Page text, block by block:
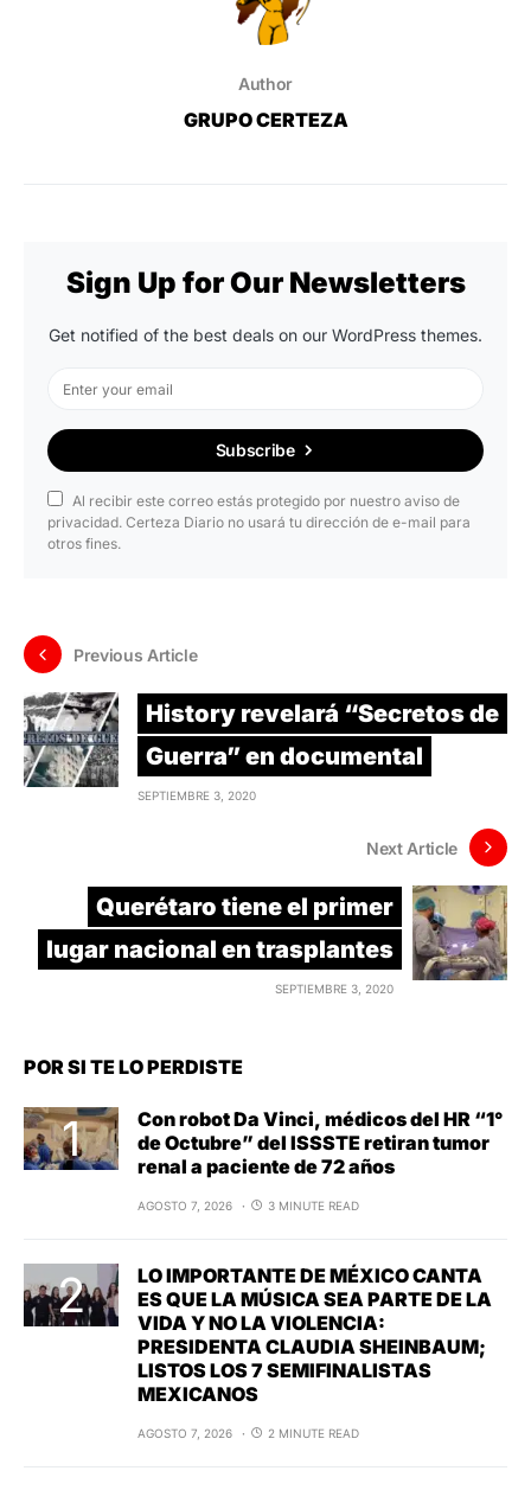
Author
GRUPO CERTEZA
Sign Up for Our Newsletters
Get notified of the best deals on our WordPress themes.
Subscribe
Al recibir este correo estás protegido por nuestro aviso de
privacidad. Certeza Diario no usará tu dirección de e-mail para
otros fines.
Previous Article
History revelará “Secretos de
Guerra” en documental
SEPTIEMBRE 3, 2020
Next Article
Querétaro tiene el primer
lugar nacional en trasplantes
SEPTIEMBRE 3, 2020
POR SI TE LO PERDISTE
Con robot Da Vinci, médicos del HR “1°
de Octubre” del ISSSTE retiran tumor
renal a paciente de 72 años
AGOSTO 7, 2026 3 MINUTE READ
LO IMPORTANTE DE MÉXICO CANTA
ES QUE LA MÚSICA SEA PARTE DE LA
VIDA Y NO LA VIOLENCIA:
PRESIDENTA CLAUDIA SHEINBAUM;
LISTOS LOS 7 SEMIFINALISTAS
MEXICANOS
AGOSTO 7, 2026 2 MINUTE READ